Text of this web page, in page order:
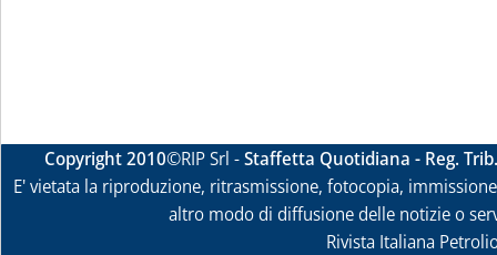
Copyright 2010©RIP Srl -Staffetta Quotidiana - Reg.
E' vietata la riproduzione, ritrasmissione, fotocopia,
altro modo di diffusione delle notizie o
Rivista Italiana